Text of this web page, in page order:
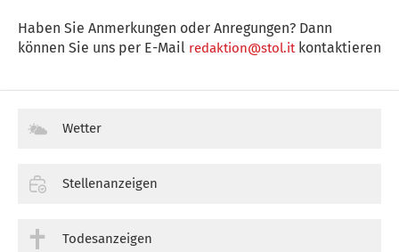
Haben Sie Anmerkungen oder Anregungen? Dann
können Sie uns per E-Mail redaktion@stol.itkontaktieren
Wetter
Stellenanzeigen
Todesanzeigen